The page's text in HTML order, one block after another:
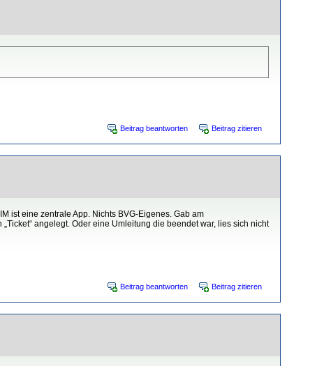
Beitrag beantworten Beitrag zitieren
ist eine zentrale App. Nichts BVG-Eigenes. Gab am
angelegt. Oder eine Umleitung die beendet war, lies sich nicht
Beitrag beantworten Beitrag zitieren